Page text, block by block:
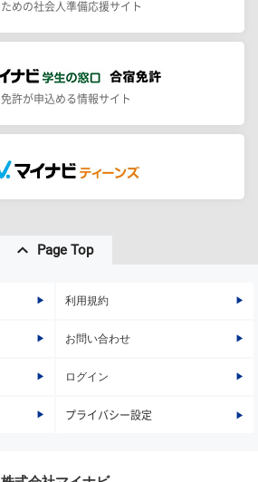
めの社会人準備応援サイト
許が申込める情報サイト
Page Top
利用規約
お問い合わせ
ログイン
プライバシー設定